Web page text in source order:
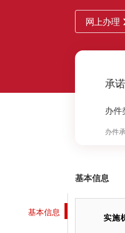
网上办理
承
办件
办件
基本信息
基本信息
实施